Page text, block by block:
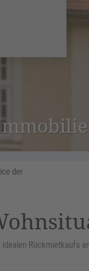
der
Rückmietkaufs